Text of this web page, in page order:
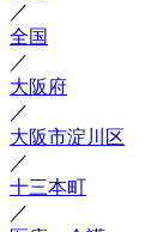
／
全国
／
大阪府
／
大阪市淀川区
／
十三本町
／